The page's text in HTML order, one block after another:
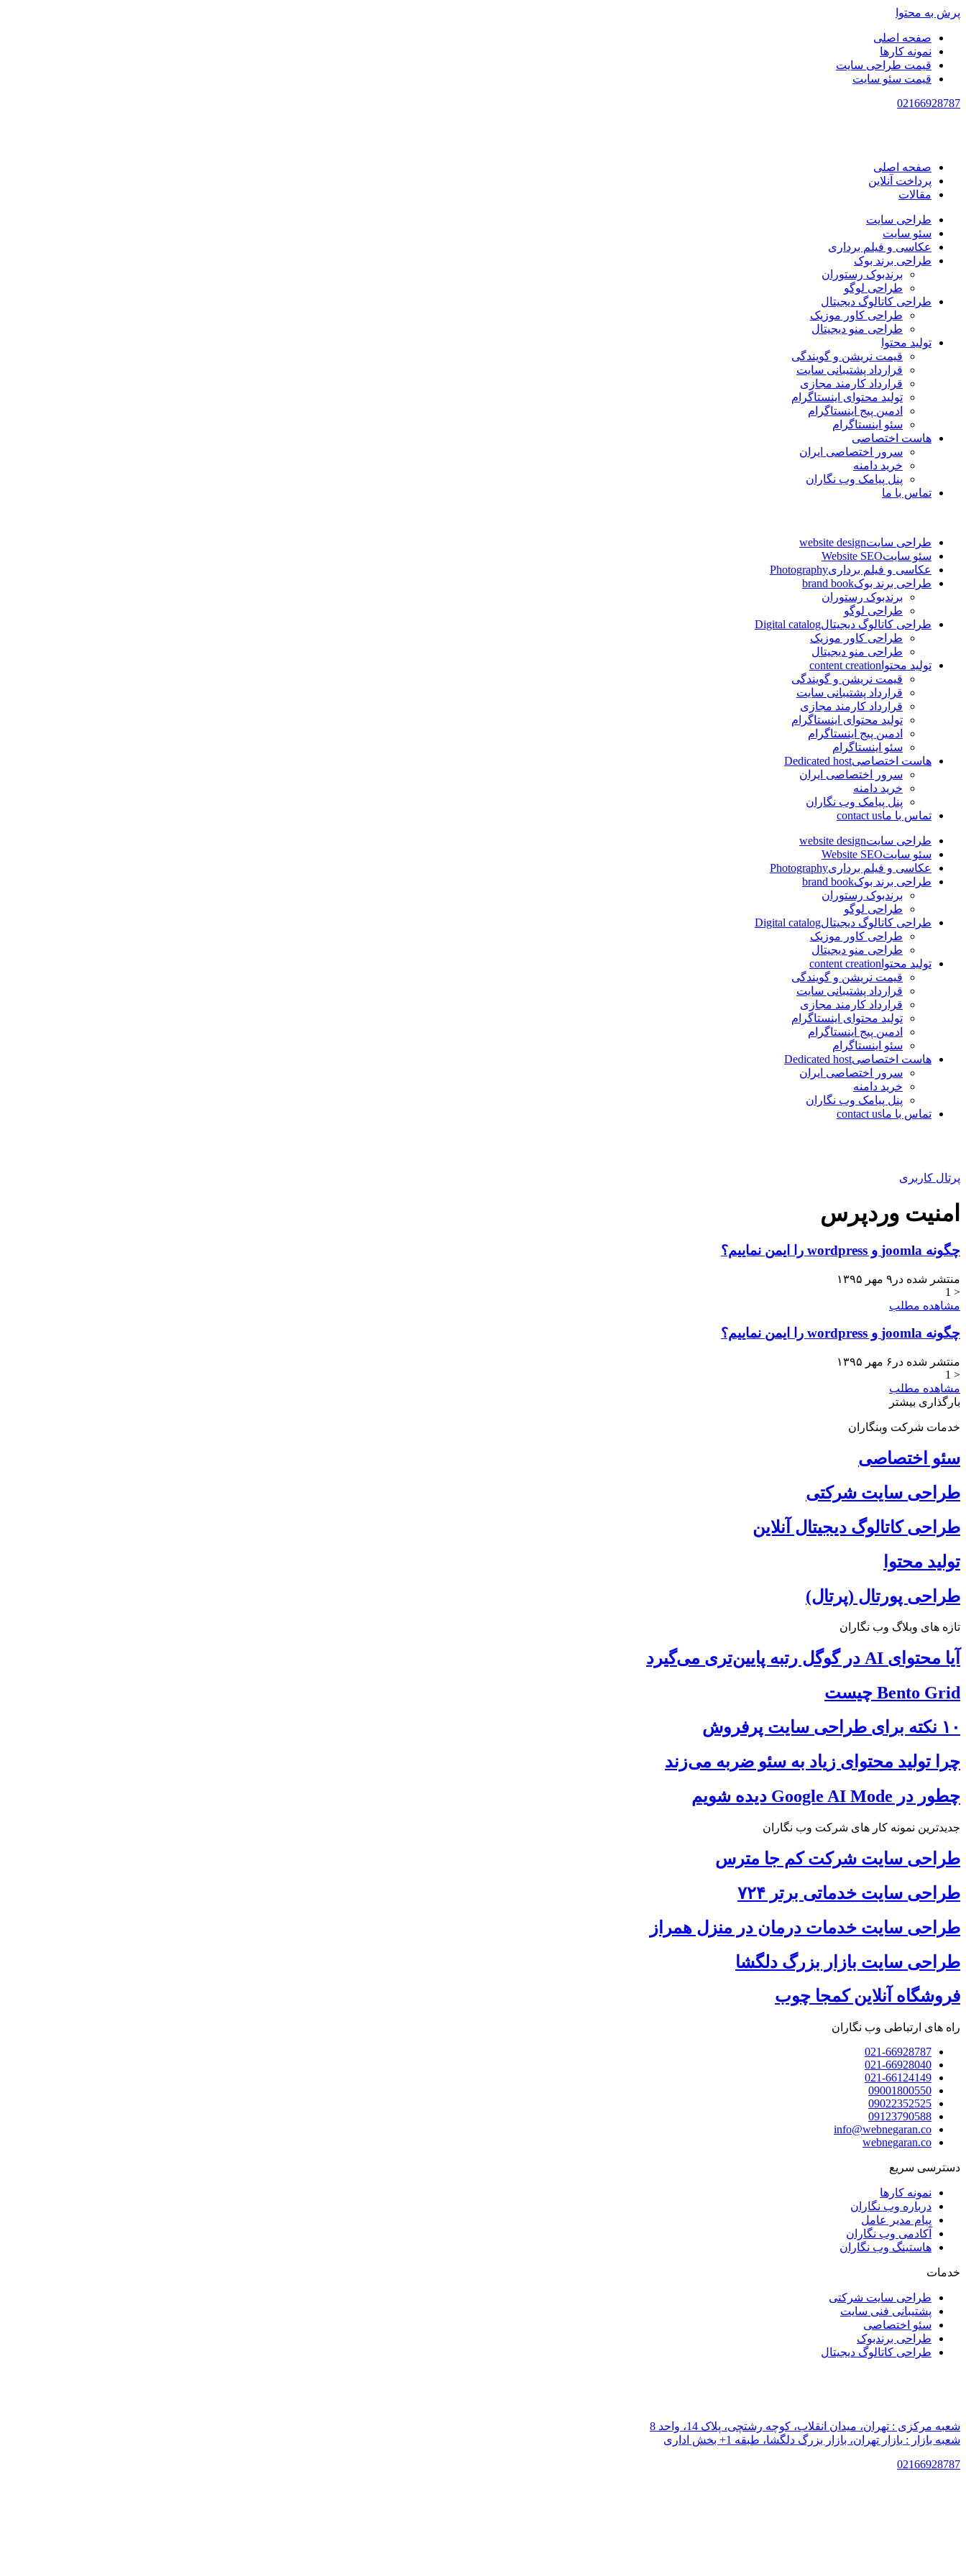
پرش به محتوا
صفحه اصلی
نمونه کارها
قیمت طراحی سایت
قیمت سئو سایت
02166928787
صفحه اصلی
پرداخت آنلاین
مقالات
طراحی سایت
سئو سایت
عکاسی و فیلم برداری
طراحی برند بوک
برندبوک رستوران
طراحی لوگو
طراحی کاتالوگ دیجیتال
طراحی کاور موزیک
طراحی منو دیجیتال
تولید محتوا
قیمت نریشن و گویندگی
قرارداد پشتیبانی سایت
قرارداد کارمند مجازی
تولید محتوای اینستاگرام
ادمین پیج اینستاگرام
سئو اینستاگرام
هاست اختصاصی
سرور اختصاصی ایران
خرید دامنه
پنل پیامک وب نگاران
تماس با ما
طراحی سایتwebsite design
سئو سایتWebsite SEO
عکاسی و فیلم برداریPhotography
طراحی برند بوکbrand book
برندبوک رستوران
طراحی لوگو
طراحی کاتالوگ دیجیتالDigital catalog
طراحی کاور موزیک
طراحی منو دیجیتال
تولید محتوا content creation
قیمت نریشن و گویندگی
قرارداد پشتیبانی سایت
قرارداد کارمند مجازی
تولید محتوای اینستاگرام
ادمین پیج اینستاگرام
سئو اینستاگرام
هاست اختصاصیDedicated host
سرور اختصاصی ایران
خرید دامنه
پنل پیامک وب نگاران
تماس با ماcontact us
طراحی سایتwebsite design
سئو سایتWebsite SEO
عکاسی و فیلم برداریPhotography
طراحی برند بوکbrand book
برندبوک رستوران
طراحی لوگو
طراحی کاتالوگ دیجیتالDigital catalog
طراحی کاور موزیک
طراحی منو دیجیتال
تولید محتوا content creation
قیمت نریشن و گویندگی
قرارداد پشتیبانی سایت
قرارداد کارمند مجازی
تولید محتوای اینستاگرام
ادمین پیج اینستاگرام
سئو اینستاگرام
هاست اختصاصیDedicated host
سرور اختصاصی ایران
خرید دامنه
پنل پیامک وب نگاران
تماس با ماcontact us
پرتال کاربری
امنیت وردپرس
چگونه joomla و wordpress را ایمن نماییم؟
منتشر شده در۹ مهر ۱۳۹۵
< 1
مشاهده مطلب
چگونه joomla و wordpress را ایمن نماییم؟
منتشر شده در۶ مهر ۱۳۹۵
< 1
مشاهده مطلب
بارگذاری بیشتر
خدمات شرکت وبنگاران
سئو اختصاصی
طراحی سایت شرکتی
طراحی کاتالوگ دیجیتال آنلاین
تولید محتوا
طراحی پورتال (پرتال)
تازه های وبلاگ وب نگاران
آیا محتوای AI در گوگل رتبه پایین‌تری می‌گیرد
Bento Grid چیست
۱۰ نکته برای طراحی سایت پرفروش
چرا تولید محتوای زیاد به سئو ضربه می‌زند
چطور در Google AI Mode دیده شویم
جدیدترین نمونه کار های شرکت وب نگاران
طراحی سایت شرکت کم جا مترس
طراحی سایت خدماتی برتر ۷۲۴
طراحی سایت خدمات درمان در منزل همراز
طراحی سایت بازار بزرگ دلگشا
فروشگاه آنلاین کمجا چوب
راه های ارتباطی وب نگاران
021-66928787
021-66928040
021-66124149
09001800550
09022352525
09123790588
info@webnegaran.co
webnegaran.co
دسترسی سریع
نمونه کارها
درباره وب نگاران
پیام مدیر عامل
آکادمی وب نگاران
هاستینگ وب نگاران
خدمات
طراحی سایت شرکتی
پشتیبانی فنی سایت
سئو اختصاصی
طراحی برندبوک
طراحی کاتالوگ دیجیتال
شعبه مرکزی : تهران، میدان انقلاب، کوچه رشتچی، پلاک 14، واحد 8
شعبه بازار : بازار تهران، بازار بزرگ دلگشا، طبقه 1+ بخش اداری
02166928787